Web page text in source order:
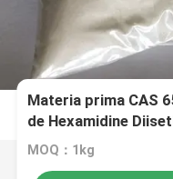
Materia prima CAS
de Hexamidine
MOQ：1kg